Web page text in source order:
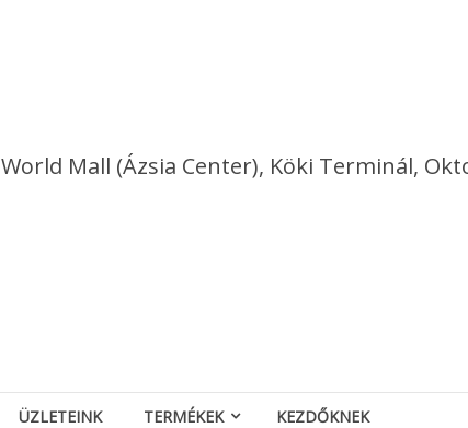
World Mall (Ázsia Center), Köki Terminál,
ÜZLETEINK TERMÉKEK KEZDŐKNEK